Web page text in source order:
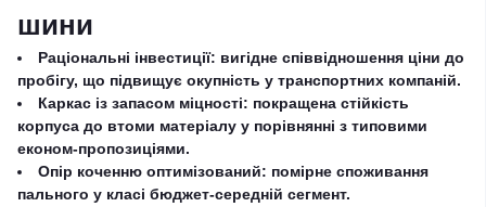
шини
Раціональні інвестиції: вигідне співвідношення ціни до
пробігу, що підвищує окупність у транспортних компаній.
Каркас із запасом міцності: покращена стійкість
корпуса до втоми матеріалу у порівнянні з типовими
економ-пропозиціями.
Опір коченню оптимізований: помірне споживання
пального у класі бюджет-середній сегмент.